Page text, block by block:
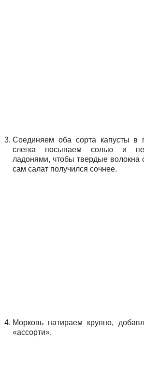
Соединяем оба сорта капусты в
слегка посыпаем солью и
ладонями, чтобы твердые волокна
сам салат получился сочнее.
Морковь натираем крупно,
«ассорти».